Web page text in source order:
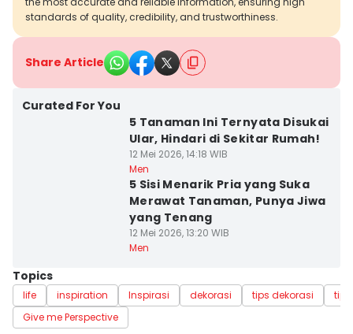
standards of quality, credibility, and trustworthiness.
Share Article
Curated For You
5 Tanaman Ini Ternyata Disukai
Ular, Hindari di Sekitar Rumah!
12 Mei 2026, 14:18 WIB
Men
5 Sisi Menarik Pria yang Suka
Merawat Tanaman, Punya Jiwa
yang Tenang
12 Mei 2026, 13:20 WIB
Men
Topics
life inspiration Inspirasi dekorasi tips dekorasi
Give me Perspective